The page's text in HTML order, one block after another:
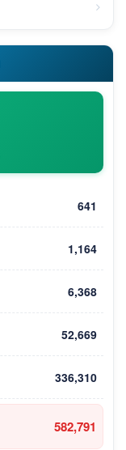
641
1,164
6,368
52,669
336,310
582,791